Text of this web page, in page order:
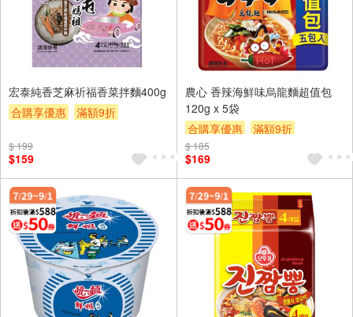
宏泰純香芝麻祈福香菜拌麵400g
合購享優惠
滿額9折
$ 199
$159
農心 香辣海鮮味烏龍麵超值包
120g x 5袋
合購享優惠
滿額9折
滿額贈券
$ 185
$169